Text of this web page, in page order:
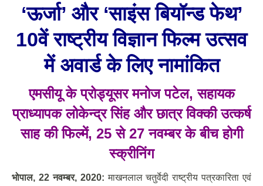
‘ऊर्जा’ और ‘साइंस बियॉन्ड फेथ’
10वें राष्ट्रीय विज्ञान फिल्म उत्सव
में अवार्ड के लिए नामांकित
एमसीयू के प्रोड्यूसर मनोज पटेल, सहायक
प्राध्यापक लोकेन्द्र सिंह और छात्र विक्की उत्कर्ष
साह की फिल्में, 25 से 27 नवम्बर के बीच होगी
स्क्रीनिंग
भोपाल, 22 नवम्‍बर, 2020: माखनलाल चतुर्वेदी राष्ट्रीय पत्रकारिता एवं